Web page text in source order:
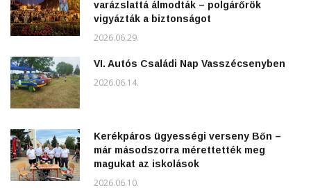
varázslattá álmodták – polgárőrök
vigyázták a biztonságot
2026.06.29.
VI. Autós Családi Nap Vasszécsenyben
2026.06.14.
Kerékpáros ügyességi verseny Bőn –
már másodszorra mérettették meg
magukat az iskolások
2026.06.10.